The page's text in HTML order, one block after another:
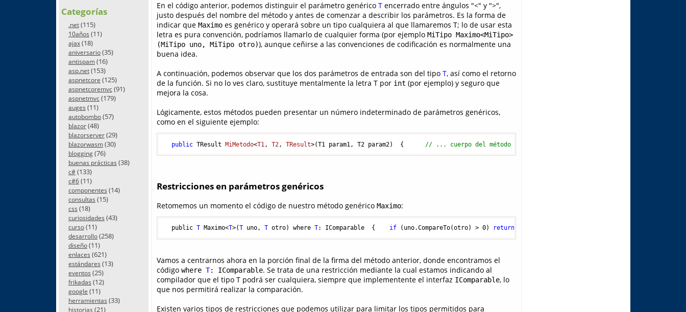
Categorías
.net(115)
10años (11)
ajax(18)
aniversario(35)
antispam(16)
asp.net(153)
aspnetcore (125)
aspnetcoremvc(91)
aspnetmvc(179)
auges (11)
autobombo(57)
blazor(48)
blazorserver(29)
blazorwasm(30)
blogging(76)
buenas prácticas (38)
c#(133)
c#6(11)
componentes (14)
consultas (15)
css (18)
curiosidades (43)
curso(11)
desarrollo(258)
diseño(11)
enlaces (621)
estándares (13)
eventos (25)
frikadas (12)
google (11)
herramientas (33)
historias (21)
En el código anterior, podemos distinguir el parámetro genérico Tencerrado entre ángulos "<" y ">",
justo después del nombre del método y antes de comenzar a describir los parámetros. Es la forma de
indicar que Maximoes genérico y operará sobre un tipo cualquiera al que llamaremos T; lo de usar esta
letra es pura convención, podríamos llamarlo de cualquier forma (por ejemplo MiTipo Maximo<MiTipo>
(MiTipo uno, MiTipo otro)), aunque ceñirse a las convenciones de codificación es normalmente una
buena idea.
A continuación, podemos observar que los dos parámetros de entrada son del tipo T, así como el retorno
de la función. Si no lo ves claro, sustituye mentalmente la letra T por int (por ejemplo) y seguro que
mejora la cosa.
Lógicamente, estos métodos pueden presentar un número indeterminado de parámetros genéricos,
como en el siguiente ejemplo:
public TResult MiMetodo<T1 , T2 , TResult>(T1 param1, T2 param2)
  {
// ... cuerpo del método  }
Restricciones en parámetros genéricos
Retomemos un momento el código de nuestro método genérico Maximo:
  public
T Maximo<T>(T uno, T otro) where T: IComparable { if ( uno.CompareTo(otro) > 0) return
Vamos a centrarnos ahora en la porción final de la firma del método anterior, donde encontramos el
código where T: IComparable. Se trata de una restricción mediante la cual estamos indicando al
compilador que el tipo T podrá ser cualquiera, siempre que implementente el interfaz IComparable, lo
que nos permitirá realizar la comparación.
Existen varios tipos de restricciones que podemos utilizar para limitar los tipos permitidos para